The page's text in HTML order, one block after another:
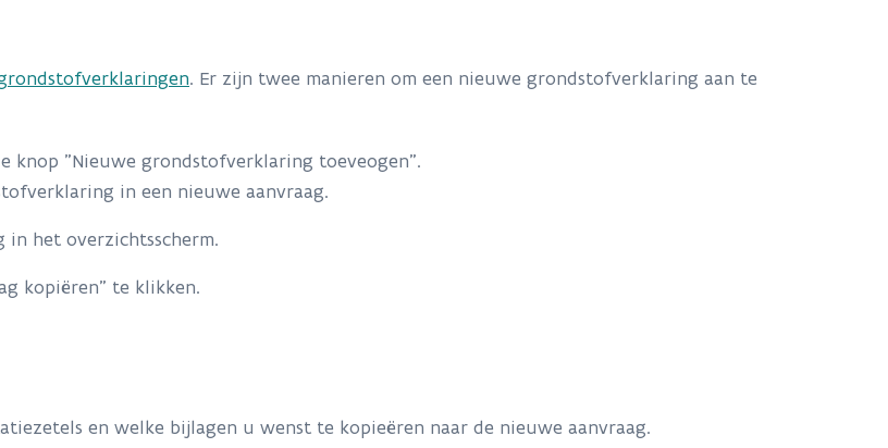
. Er zijn twee manieren om een nieuwe grondstofverklaring aan te
knop "Nieuwe grondstofverklaring toeveogen".
in een nieuwe aanvraag.
het overzichtsscherm.
kopiëren" te klikken.
en welke bijlagen u wenst te kopieëren naar de nieuwe aanvraag.